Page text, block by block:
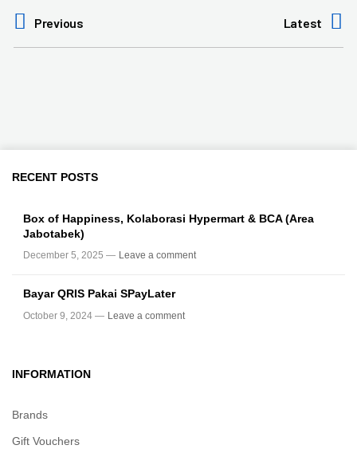
Previous Latest
RECENT POSTS
Box of Happiness, Kolaborasi Hypermart & BCA (Area
Jabotabek)
December 5, 2025 — Leave a comment
Bayar QRIS Pakai SPayLater
October 9, 2024 — Leave a comment
INFORMATION
Brands
Gift Vouchers